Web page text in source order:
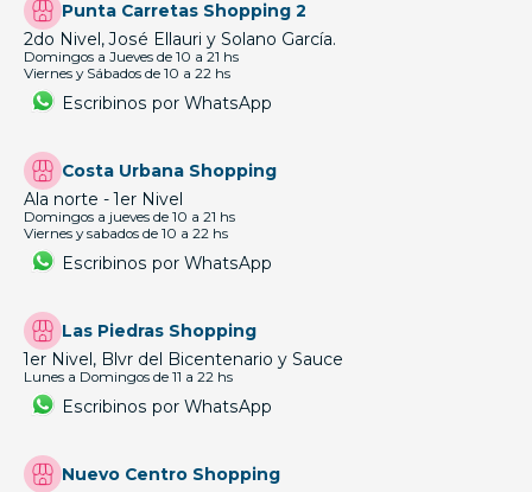
Punta Carretas Shopping 2
2do Nivel, José Ellauri y Solano García.
Domingos a Jueves de 10 a 21 hs
Viernes y Sábados de 10 a 22 hs
Escribinos por WhatsApp
Costa Urbana Shopping
Ala norte - 1er Nivel
Domingos a jueves de 10 a 21 hs
Viernes y sabados de 10 a 22 hs
Escribinos por WhatsApp
Las Piedras Shopping
1er Nivel, Blvr del Bicentenario y Sauce
Lunes a Domingos de 11 a 22 hs
Escribinos por WhatsApp
Nuevo Centro Shopping